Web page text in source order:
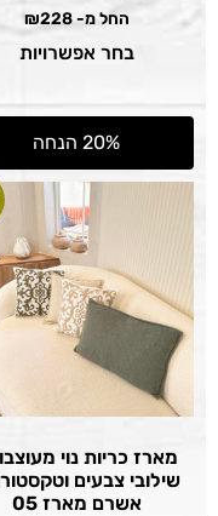
החל מ- ₪228
בחר אפשרויות
20% הנחה
מארז כריות נוי
שילובי צבעים
אשרם מארז 05